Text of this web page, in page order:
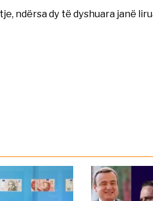
ndërsa dy të dyshuara janë